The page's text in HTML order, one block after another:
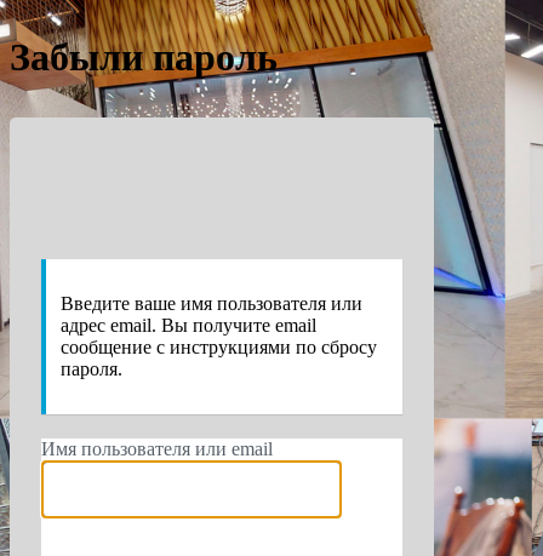
Забыли пароль
https://
Введите ваше имя пользователя или
адрес email. Вы получите email
сообщение с инструкциями по сбросу
пароля.
Имя пользователя или email